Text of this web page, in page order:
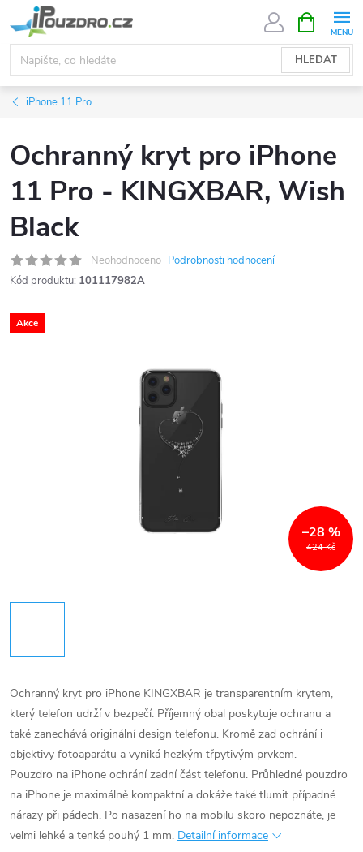
na
obsah
HLEDAT
NÁKUPNÍ
KOŠÍK
iPhone 11 Pro
Ochranný kryt pro iPhone
11 Pro - KINGXBAR, Wish
Black
Neohodnoceno Podrobnosti hodnocení
Kód produktu: 101117982A
Akce
424 Kč
–28 %
Ochranný kryt pro iPhone KINGXBAR je transparentním krytem,
který telefon udrží v bezpečí. Příjemný obal poskytuje ochranu a
také zanechává originální design telefonu. Kromě zad ochrání i
objektivy fotoaparátu a vyniká hezkým třpytivým prvkem.
Pouzdro na iPhone ochrání zadní část telefonu. Průhledné pouzdro
na iPhone je maximálně kompaktní a dokáže také tlumit případné
nárazy při pádech. Po nasazení ho na mobilu skoro nepoznáte, je
velmi lehké a tenké pouhý 1 mm. Detailní informace